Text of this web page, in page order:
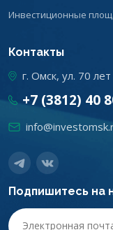
Инвестиционные
Контакты
г. Омск, ул. 70
+7 (3812) 40
Подпишитесь на